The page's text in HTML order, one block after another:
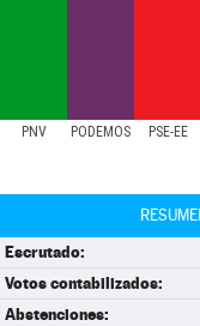
PNV PODEMOS PSE-EE
Escrutado:
Votos contabilizados:
Abstenciones: